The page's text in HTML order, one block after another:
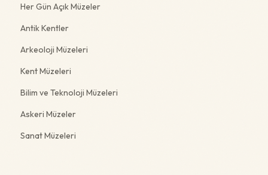
Her Gün Açık Müzeler
Antik Kentler
Arkeoloji Müzeleri
Kent Müzeleri
Bilim ve Teknoloji Müzeleri
Askeri Müzeler
Sanat Müzeleri